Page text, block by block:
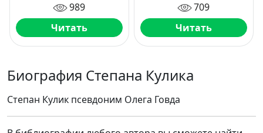
989
Читать
709
Читать
Биография Степана Кулика
Степан Кулик псевдоним Олега Говда